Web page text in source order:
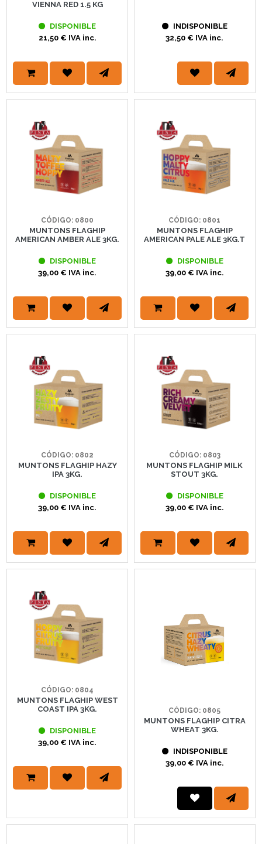
VIENNA RED 1.5 KG
DISPONIBLE
21,50 € IVA inc.
INDISPONIBLE
32,50 € IVA inc.
CÓDIGO: 0800
MUNTONS FLAGHIP
AMERICAN AMBER ALE 3KG.
DISPONIBLE
39,00 € IVA inc.
CÓDIGO: 0801
MUNTONS FLAGHIP
AMERICAN PALE ALE 3KG.T
DISPONIBLE
39,00 € IVA inc.
CÓDIGO: 0802
MUNTONS FLAGHIP HAZY
IPA 3KG.
DISPONIBLE
39,00 € IVA inc.
CÓDIGO: 0803
MUNTONS FLAGHIP MILK
STOUT 3KG.
DISPONIBLE
39,00 € IVA inc.
CÓDIGO: 0804
MUNTONS FLAGHIP WEST
COAST IPA 3KG.
DISPONIBLE
39,00 € IVA inc.
CÓDIGO: 0805
MUNTONS FLAGHIP CITRA
WHEAT 3KG.
INDISPONIBLE
39,00 € IVA inc.